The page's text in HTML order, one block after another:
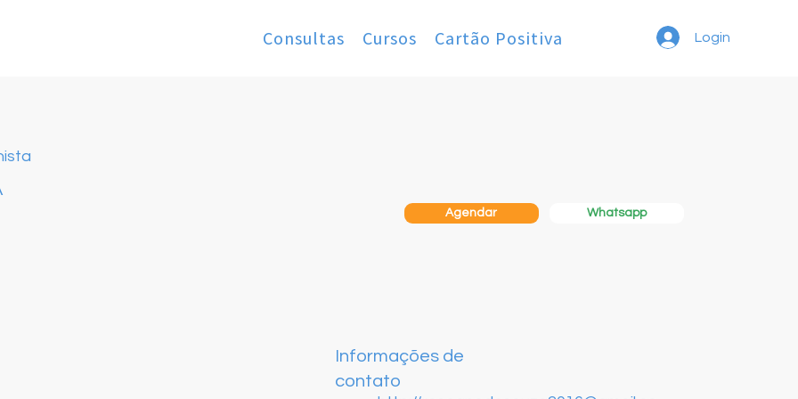
Cartão Positiva
Cursos
Consultas Login
Agendar Whatsapp
Informações de
contato